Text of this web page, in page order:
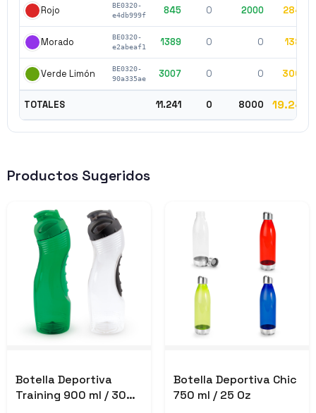
Rojo
BE0320-
e4db999f
845 0 2000 2845
Morado
BE0320-
e2abeaf1
1389 0 0 1389
Verde Limón
BE0320-
90a335ae
3007 0 0 3007
TOTALES 11.241 0 8000 19.241
Productos Sugeridos
Botella Deportiva
Training 900 ml / 30
Botella Deportiva Chic
750 ml / 25 Oz